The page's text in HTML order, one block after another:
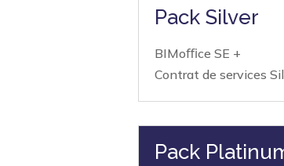
Pack Silver
BIMoﬃce SE +
Contrat de services
Pack